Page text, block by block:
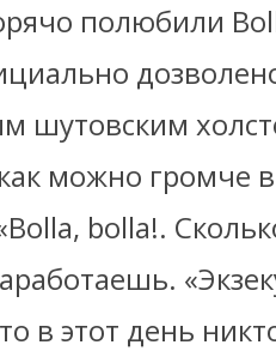
полюбили
шутовским
можно громче
bollа!.
в этот день